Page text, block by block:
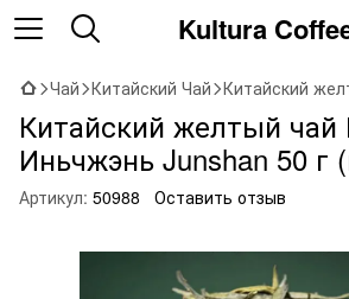
Kultura
Чай Китайский Чай Китайский
Китайский желтый
Иньчжэнь Junshan 50 г
Артикул: 50988 Оставить отзыв